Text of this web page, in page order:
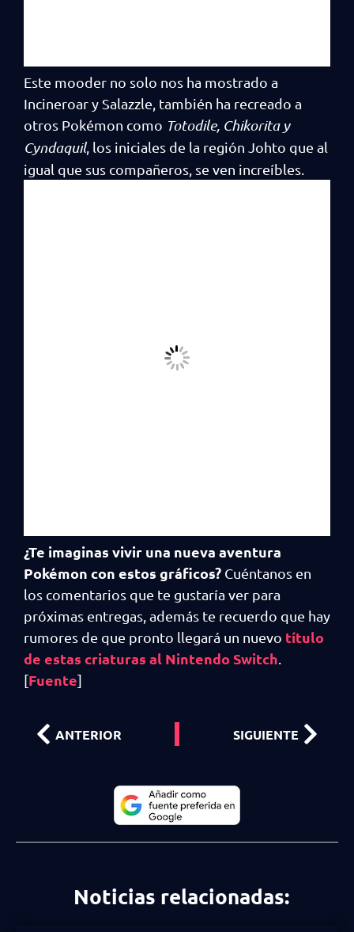
Este mooder no solo nos ha mostrado a
Incineroar y Salazzle, también ha recreado a
otros Pokémon como Totodile, Chikorita y
Cyndaquil, los iniciales de la región Johto que al
igual que sus compañeros, se ven increíbles.
¿Te imaginas vivir una nueva aventura
Pokémon con estos gráficos? Cuéntanos en
los comentarios que te gustaría ver para
próximas entregas, además te recuerdo que hay
rumores de que pronto llegará un nuevo título
de estas criaturas al Nintendo Switch
[Fuente]
ANTERIOR SIGUIENTE
Noticias relacionadas: